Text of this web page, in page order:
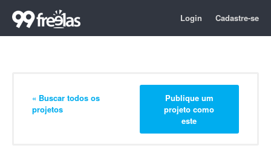
Login Cadastre-se
« Buscar todos os
projetos
Publique um
projeto como
este